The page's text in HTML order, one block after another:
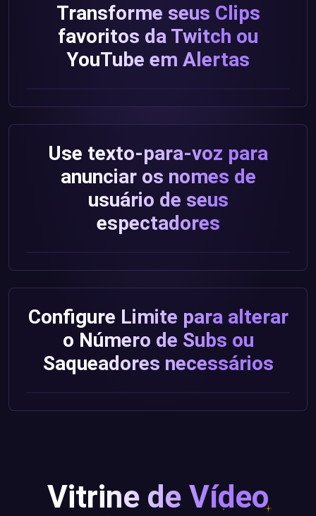
Transforme seus Clips
favoritos da Twitch ou
YouTube em Alertas
Use texto-para-voz para
anunciar os nomes de
usuário de seus
espectadores
Configure Limite para alterar
o Número de Subs ou
Saqueadores necessários
Vitrine de Vídeo